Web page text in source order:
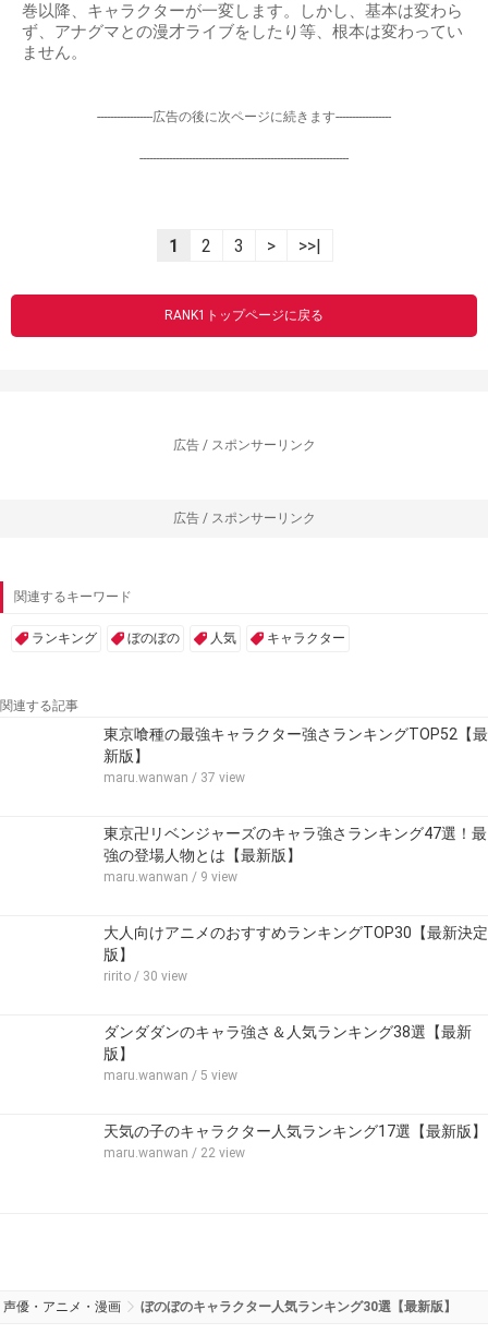
巻以降、キャラクターが一変します。しかし、基本は変わら
ず、アナグマとの漫才ライブをしたり等、根本は変わってい
ません。
-----------------広告の後に次ページに続きます-----------------
----------------------------------------------------------------
1 2 3 > >>|
RANK1トップページに戻る
広告 / スポンサーリンク
広告 / スポンサーリンク
関連するキーワード
ランキング ぼのぼの 人気 キャラクター
関連する記事
東京喰種の最強キャラクター強さランキングTOP52【最
新版】
maru.wanwan / 37 view
東京卍リベンジャーズのキャラ強さランキング47選！最
強の登場人物とは【最新版】
maru.wanwan / 9 view
大人向けアニメのおすすめランキングTOP30【最新決定
版】
ririto / 30 view
ダンダダンのキャラ強さ＆人気ランキング38選【最新
版】
maru.wanwan / 5 view
天気の子のキャラクター人気ランキング17選【最新版】
maru.wanwan / 22 view
声優・アニメ・漫画 ぼのぼのキャラクター人気ランキング30選【最新版】